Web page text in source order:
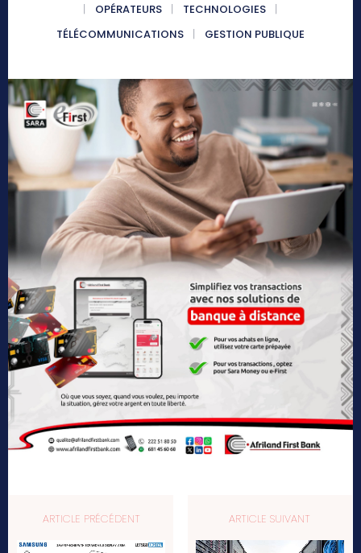
OPÉRATEURS
TECHNOLOGIES
TÉLÉCOMMUNICATIONS
GESTION PUBLIQUE
ARTICLE PRÉCÉDENT ARTICLE SUIVANT